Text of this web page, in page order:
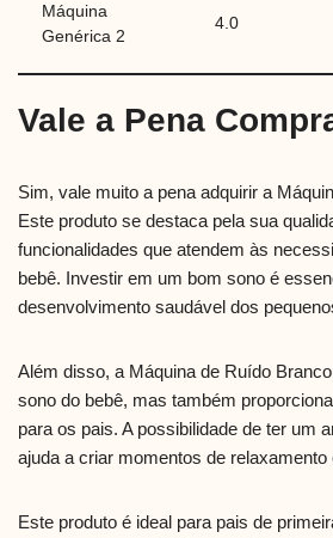
Máquina
Genérica 2
4.0
Vale a Pena
Sim, vale muito a pena adquirir a
Este produto se destaca pela sua
funcionalidades que atendem às
bebê. Investir em um bom sono é
desenvolvimento saudável dos
Além disso, a Máquina de Ruído
sono do bebê, mas também
para os pais. A possibilidade de ter um
ajuda a criar momentos de relaxamento
Este produto é ideal para pais de